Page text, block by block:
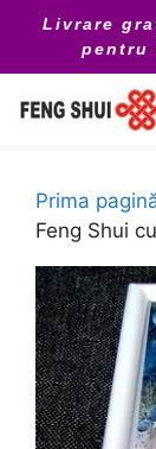
conținut
Livrare
pentru
Prima
Feng Shui